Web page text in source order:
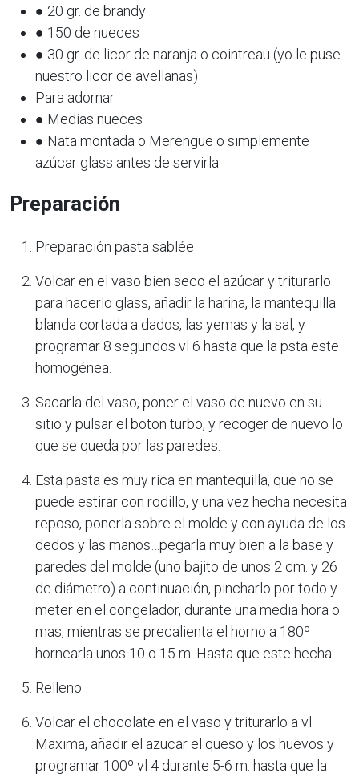
● 20 gr. de brandy
● 150 de nueces
● 30 gr. de licor de naranja o cointreau (yo le puse
nuestro licor de avellanas)
Para adornar
● Medias nueces
● Nata montada o Merengue o simplemente
azúcar glass antes de servirla
Preparación
Preparación pasta sablée
Volcar en el vaso bien seco el azúcar y triturarlo
para hacerlo glass, añadir la harina, la mantequilla
blanda cortada a dados, las yemas y la sal, y
programar 8 segundos vl 6 hasta que la psta este
homogénea.
Sacarla del vaso, poner el vaso de nuevo en su
sitio y pulsar el boton turbo, y recoger de nuevo lo
que se queda por las paredes.
Esta pasta es muy rica en mantequilla, que no se
puede estirar con rodillo, y una vez hecha necesita
reposo, ponerla sobre el molde y con ayuda de los
dedos y las manos…pegarla muy bien a la base y
paredes del molde (uno bajito de unos 2 cm. y 26
de diámetro) a continuación, pincharlo por todo y
meter en el congelador, durante una media hora o
mas, mientras se precalienta el horno a 180º
hornearla unos 10 o 15 m. Hasta que este hecha.
Relleno
Volcar el chocolate en el vaso y triturarlo a vl.
Maxima, añadir el azucar el queso y los huevos y
programar 100º vl 4 durante 5-6 m. hasta que la